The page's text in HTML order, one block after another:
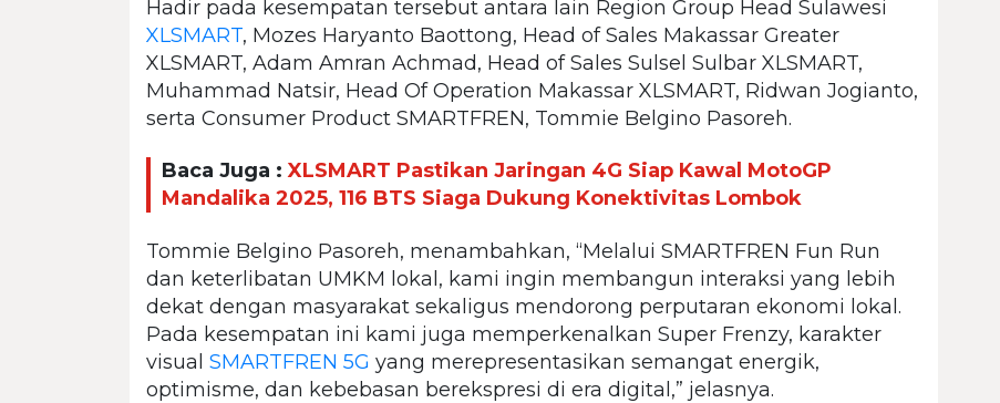
Hadir pada kesempatan tersebut antara lain Region Group Head Sulawesi
XLSMART, Mozes Haryanto Baottong, Head of Sales Makassar Greater
XLSMART, Adam Amran Achmad, Head of Sales Sulsel Sulbar XLSMART,
Muhammad Natsir, Head Of Operation Makassar XLSMART, Ridwan Jogianto,
serta Consumer Product SMARTFREN, Tommie Belgino Pasoreh.
Baca Juga :XLSMART Pastikan Jaringan 4G Siap Kawal MotoGP
Mandalika 2025, 116 BTS Siaga Dukung Konektivitas Lombok
Tommie Belgino Pasoreh, menambahkan, “Melalui SMARTFREN Fun Run
dan keterlibatan UMKM lokal, kami ingin membangun interaksi yang lebih
dekat dengan masyarakat sekaligus mendorong perputaran ekonomi lokal.
Pada kesempatan ini kami juga memperkenalkan Super Frenzy, karakter
visual SMARTFREN 5G yang merepresentasikan semangat energik,
optimisme, dan kebebasan berekspresi di era digital,” jelasnya.